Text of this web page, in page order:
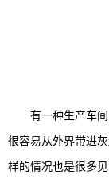
有一种生产车间
很容易从外界带进
样的情况也是很多